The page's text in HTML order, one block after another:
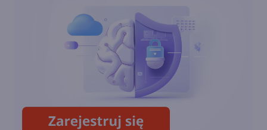
Microsoft?
Microsoft Bob. Cyfrowy
asystent, który wyprzedził
Cortanę o 20 lat